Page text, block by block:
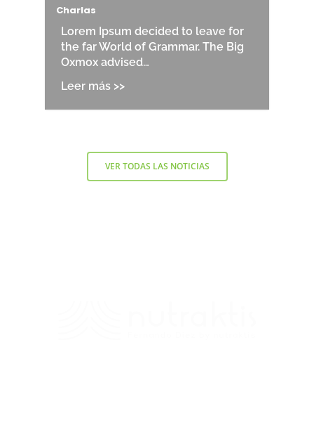
Charlas
Lorem Ipsum decided to leave for
the far World of Grammar. The Big
Oxmox advised…
VER TODAS LAS NOTICIAS